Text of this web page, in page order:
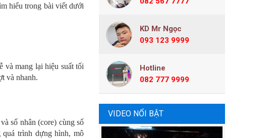
hiểu trong bài viết dưới
và mang lại hiệu suất tối
và nhanh.
số nhân (core) cùng số
quá trình dựng hình, mô
KD Mr Ngọc
093 123 9999
Hotline
082 777 9999
VIDEO NỔI BẬT